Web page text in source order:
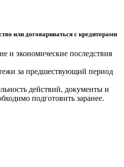
или договариваться с кредиторами
и экономические последствия
за предшествующий период
действий, документы и
подготовить заранее.